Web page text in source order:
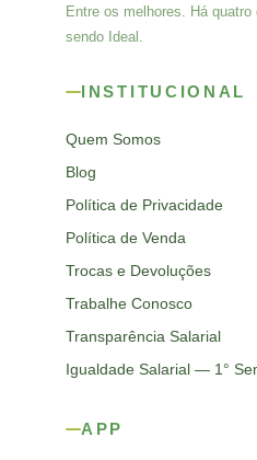
Entre os melhores. Há quatro
sendo Ideal.
INSTITUCIONAL
Quem Somos
Blog
Política de Privacidade
Política de Venda
Trocas e Devoluções
Trabalhe Conosco
Transparência Salarial
Igualdade Salarial — 1°
APP